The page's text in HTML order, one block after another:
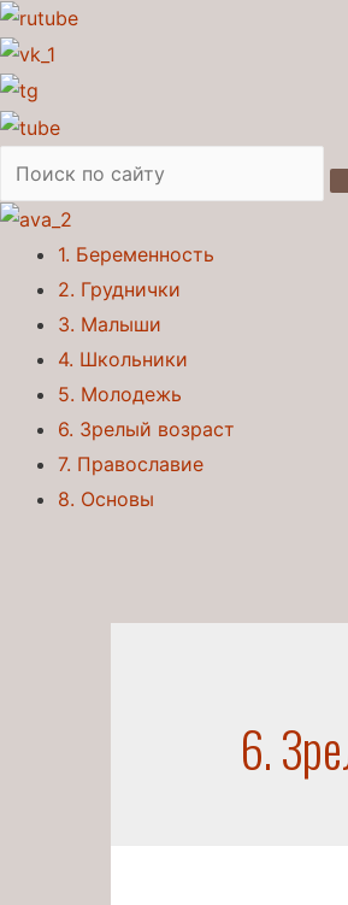
1. Беременность
2. Груднички
3. Малыши
4. Школьники
5. Молодежь
6. Зрелый возраст
7. Православие
8. Основы
6.